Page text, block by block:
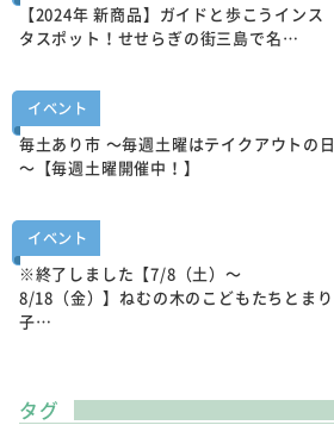
【2024年 新商品】ガイドと歩こうインス
タスポット！せせらぎの街三島で名…
イベント
毎土あり市 ～毎週土曜はテイクアウトの日
～【毎週土曜開催中！】
イベント
※終了しました【7/8（土）～
8/18（金）】ねむの木のこどもたちとまり
子…
タグ